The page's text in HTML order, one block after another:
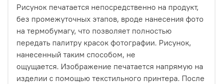
Рисунок печатается непосредственно на продукт,
без промежуточных этапов, вроде нанесения фото
на термобумагу, что позволяет полностью
передать палитру красок фотографии. Рисунок,
нанесенный таким способом, не
ощущается. Изображение печатается напрямую на
изделии с помощью текстильного принтера. После